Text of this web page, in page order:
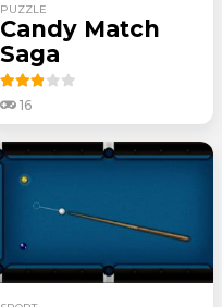
PUZZLE
Candy Match
Saga
16